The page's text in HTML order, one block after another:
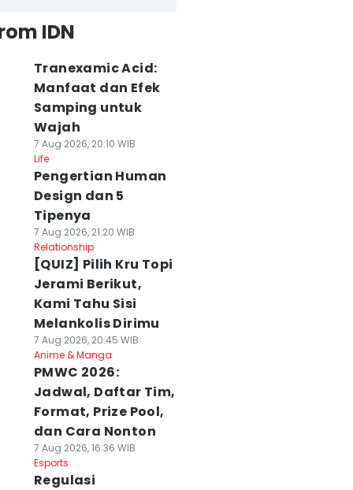
IDN
Tranexamic Acid:
Manfaat dan Efek
Samping untuk
Wajah
7 Aug 2026, 20:10 WIB
Life
Pengertian Human
Design dan 5
Tipenya
7 Aug 2026, 21:20 WIB
Relationship
[QUIZ] Pilih Kru Topi
Jerami Berikut,
Kami Tahu Sisi
Melankolis Dirimu
7 Aug 2026, 20:45 WIB
Anime & Manga
PMWC 2026:
Jadwal, Daftar Tim,
Format, Prize Pool,
dan Cara Nonton
7 Aug 2026, 16:36 WIB
Esports
Regulasi